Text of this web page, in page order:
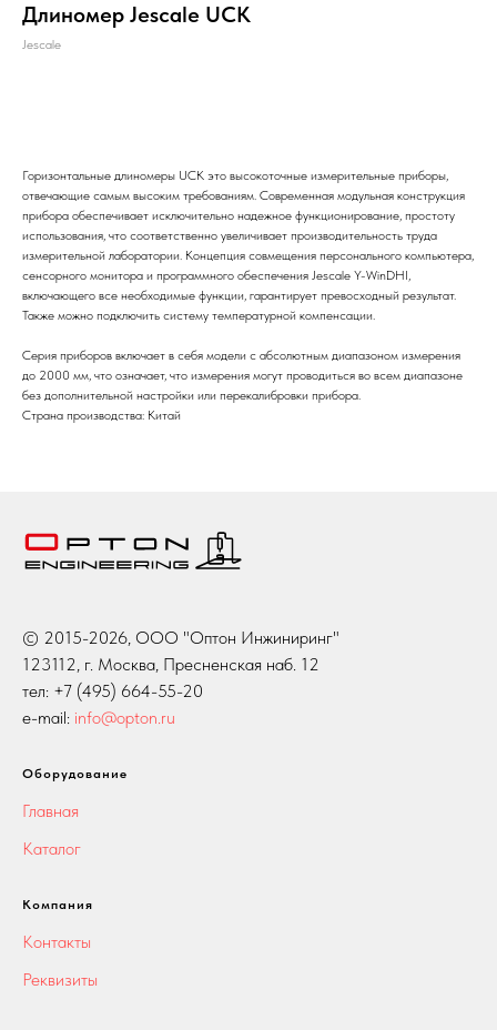
Длиномер Jescale UCK
Jescale
Горизонтальные длиномеры UCK это высокоточные измерительные приборы,
отвечающие самым высоким требованиям. Современная модульная конструкция
прибора обеспечивает исключительно надежное функционирование, простоту
использования, что соответственно увеличивает производительность труда
измерительной лаборатории. Концепция совмещения персонального компьютера,
сенсорного монитора и программного обеспечения Jescale Y-WinDHI,
включающего все необходимые функции, гарантирует превосходный результат.
Также можно подключить систему температурной компенсации.
Серия приборов включает в себя модели с абсолютным диапазоном измерения
до 2000 мм, что означает, что измерения могут проводиться во всем диапазоне
без дополнительной настройки или перекалибровки прибора.
Страна производства: Китай
© 2015-2026, ООО "Оптон Инжиниринг"
123112, г. Москва, Пресненская наб. 12
тел: +7 (495) 664-55-20
e-mail: info@opton.ru
Оборудование
Главная
Каталог
Компания
Контакты
Реквизиты